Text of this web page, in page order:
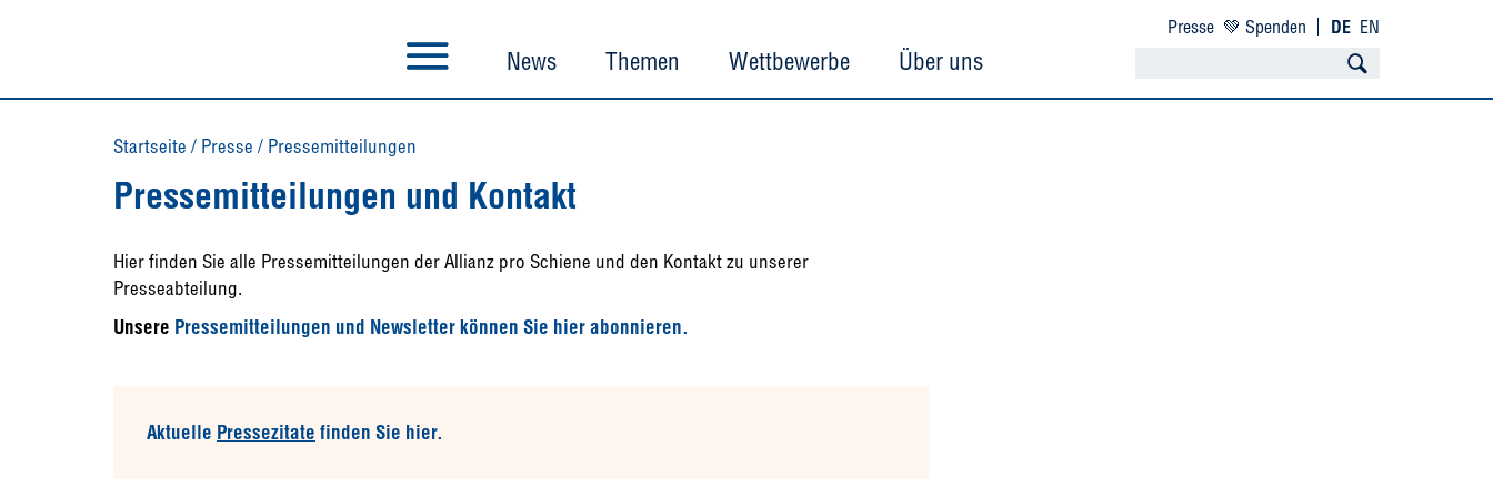
News Themen Wettbewerbe Über uns
Presse 💚 Spenden DE EN
Startseite / Presse / Pressemitteilungen
Pressemitteilungen und Kontakt
Hier finden Sie alle Pressemitteilungen der Allianz pro Schiene und den Kontakt zu unserer
Presseabteilung.
Unsere Pressemitteilungen und Newsletter können Sie hier abonnieren.
Aktuelle Pressezitate finden Sie hier.